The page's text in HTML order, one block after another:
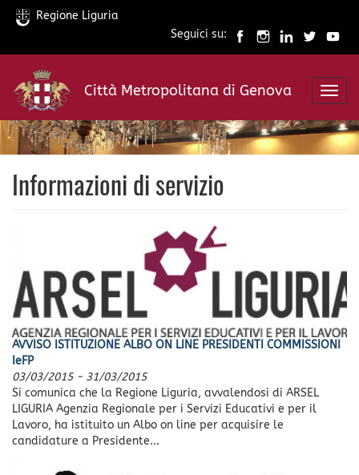
Salta
contenuto
principale
Regione Liguria
Seguici su:
Città Metropolitana di Genova
Informazioni di servizio
AVVISO ISTITUZIONE ALBO ON LINE PRESIDENTI COMMISSIONI
IeFP
03/03/2015- 31/03/2015
Si comunica che la Regione Liguria, avvalendosi di ARSEL
LIGURIA Agenzia Regionale per i Servizi Educativi e per il
Lavoro, ha istituito un Albo on line per acquisire le
candidature a Presidente...